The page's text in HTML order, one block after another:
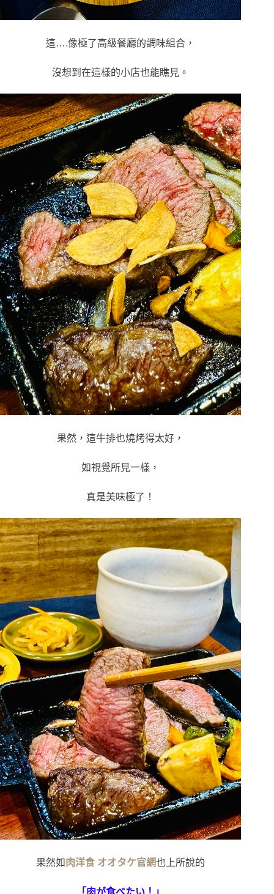
這….像極了高級餐廳的調味組合，
沒想到在這樣的小店也能瞧見。
果然，這牛排也燒烤得太好，
如視覺所見一樣，
真是美味極了！
果然如 肉洋食 オオタケ官網也上所說的
「肉が食べたい！」